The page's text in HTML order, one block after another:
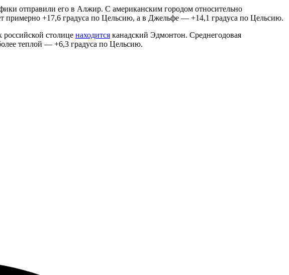
отправили его в Алжир. С американским городом относительно
примерно +17,6 градуса по Цельсию, а в Джельфе — +14,1 градуса по Цельсию.
столице находится канадский Эдмонтон. Среднегодовая
теплой — +6,3 градуса по Цельсию.